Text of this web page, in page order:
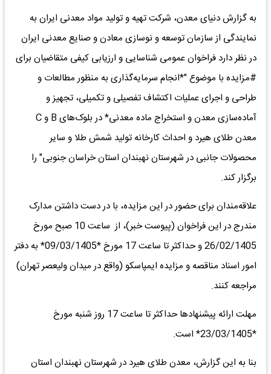
به گزارش دنیای معدن، شرکت تهیه و تولید مواد معدنی ایران به
نمایندگی از سازمان توسعه و نوسازی معادن و صنایع معدنی ایران
در نظر دارد فراخوان عمومی شناسایی و ارزیابی کیفی متقاضیان برای
#مزایده با موضوع "*انجام سرمایه‌گذاری به منظور مطالعات و
طراحی و اجرای عملیات اکتشاف تفصیلی و تکمیلی، تجهیز و
آماده‌سازی معدن و استخراج ماده معدنی* در بلوک‌های B و C
معدن طلای هیرد و احداث کارخانه تولید شمش طلا و سایر
محصولات جانبی در شهرستان نهبندان استان خراسان جنوبی" را
برگزار کند.
علاقه‌مندان برای حضور در این مزایده، با در دست داشتن مدارک
مندرج در این فراخوان (پیوست خبر)، از ساعت 10 صبح مورخ
26/02/1405 و حداکثر تا ساعت 17 مورخ *09/03/1405* به دفتر
امور اسناد مناقصه و مزایده ایمپاسکو (واقع در میدان ولیعصر تهران)
مراجعه کنند.
مهلت ارائه پیشنهادها حداکثر تا ساعت 17 روز شنبه مورخ
*23/03/1405* است.
بنا به این گزارش، معدن طلای هیرد در شهرستان نهبندان استان